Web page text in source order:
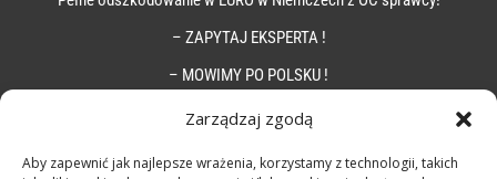
Zarządzaj zgodą
Aby zapewnić jak najlepsze wrażenia, korzystamy z technologii, takich
– ZAPYTAJ EKSPERTA !
– MOWIMY PO POLSKU !